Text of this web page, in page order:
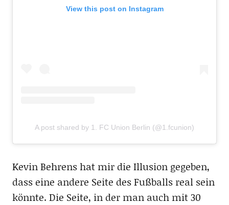
View this post on Instagram
A post shared by 1. FC Union Berlin (@1.fcunion)
Kevin Behrens hat mir die Illusion gegeben,
dass eine andere Seite des Fußballs real sein
könnte. Die Seite, in der man auch mit 30